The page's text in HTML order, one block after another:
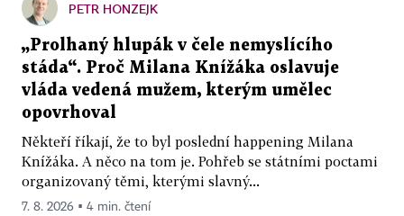
PETR HONZEJK
„Prolhaný hlupák v čele nemyslícího
stáda“. Proč Milana Knížáka oslavuje
vláda vedená mužem, kterým umělec
opovrhoval
Někteří říkají, že to byl poslední happening Milana
Knížáka. A něco na tom je. Pohřeb se státními poctami
organizovaný těmi, kterými slavný...
7. 8. 2026 ▪ 4 min. čtení